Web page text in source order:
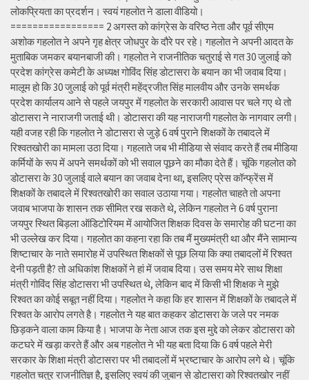
लोकप्रियता का प्रदर्शन। स्वयं गहलोत ने डाला वीडियो।
================= 2 अगस्त को कांग्रेस के वरिष्ठ नेता और पूर्व सीएम
अशोक गहलोत ने अपने गृह क्षेत्र जोधपुर के दौरे पर रहे। गहलोत ने अपनी आदत के
मुताबिक जमकर बयानबाजी की। गहलोत ने राजनीतिक चतुराई से गत 30 जुलाई को
प्रदेश कांग्रेस कमेटी के अध्यक्ष गोविंद सिंह डोटासरा के बयान का भी जवाब दिया।
मालूम हो कि 30 जुलाई को पूर्व मंत्री महेंद्रजीत सिंह मालवीय और उनके समर्थक
प्रदेश कार्यालय आने से पहले जयपुर में गहलोत के सरकारी आवास पर चले गए थे तो
डोटासरा ने नाराजगी जताई थी। डोटासरा की यह नाराजगी गहलोत के नागवार लगी।
यही वजह रही कि गहलोत ने डोटासरा से जुड़े 6 वर्ष पुराने शिक्षकों के तबादले में
रिश्वतखोरी का मामला उठा दिया। गहलाते जब भी मीडिया से संवाद करते हैं तब मीडिया
कर्मियों के रूप में अपने समर्थकों को भी सवाल पूछने का मौका देते हैं। चूंकि गहलोत को
डोटासरा के 30 जुलाई वाले बयान का जवाब देना था, इसलिए प्रेस कॉन्फ्रेंस में
शिक्षकों के तबादले में रिश्वतखोरी का सवाल उठाया गया। गहलोत चाहते तो अपना
जवाब भाजपा के शासन तक सीमित रख सकते थे, लेकिन गहलोत ने 6 वर्ष पुराना
जयपुर स्थित बिड़ला ऑडिटोरियम में आयोजित शिक्षक दिवस के समारोह की घटना का
भी उल्लेख कर दिया। गहलोत का कहना रहा कि तब मैं मुख्यमंत्री था और मैंने सामान्य
शिष्टाचार के नाते समारोह में उपस्थित शिक्षकों से पूछ लिया कि क्या तबादलों में रिश्वत
देनी पड़ती है? तो अधिकांश शिक्षकों ने हां में जवाब दिया। उस समय मेरे साथ शिक्षा
मंत्री गोविंद सिंह डोटासरा भी उपस्थित थे, लेकिन बाद में किसी भी शिक्षक ने मुझे
रिश्वत का कोई सबूत नहीं दिया। गहलोत ने कहा कि हर शासन में शिक्षकों के तबादले में
रिश्वत के आरोप लगते है। गहलोत ने यह बात कहकर डोटासरा के जले पर नमक
छिड़कने वाला काम किया है। भाजपा के नेता आज तक इस मुद्दे को लेकर डोटासरा को
कटघरे में खड़ा करते हैं और अब गहलोत ने भी यह बता दिया कि 6 वर्ष पहले मेरी
सरकार के शिक्षा मंत्री डोटासरा पर भी तबादलों में भ्रष्टाचार के आरोप लगे थे। चूंकि
गहलोत चतुर राजनीतिज्ञ है, इसलिए स्वयं की जुबान से डोटासरा को रिश्वतखोर नहीं